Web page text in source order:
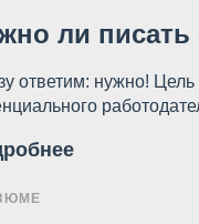
ли
ответим: нужно! Цель